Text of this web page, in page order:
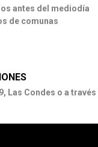
antes del mediodía
de comunas
Las Condes o a través